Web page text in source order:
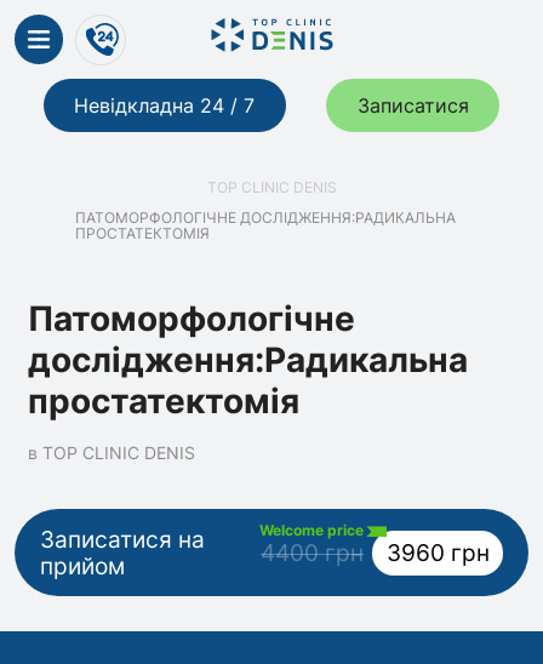
Невідкладна 24 / 7 Записатися
TOP CLINIC DENIS
ПАТОМОРФОЛОГІЧНЕ ДОСЛІДЖЕННЯ:РАДИКАЛЬНА
ПРОСТАТЕКТОМІЯ
Патоморфологічне
дослідження:Радикальна
простатектомія
в TOP CLINIC DENIS
Записатися на
прийом
Welcome price
4400 грн 3960 грн